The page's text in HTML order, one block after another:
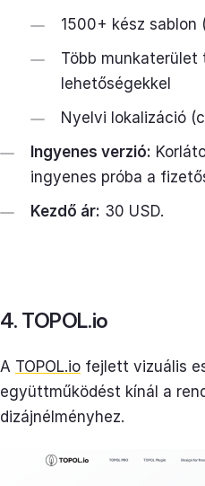
1500+ kész sablon
Több munkaterület
lehetőségekkel
Nyelvi lokalizáció
Ingyenes verzió:
ingyenes próba a
Kezdő ár: 30 USD.
4. TOPOL.io
A TOPOL.io fejlett vizuális
együttműködést kínál a
dizájnélményhez.